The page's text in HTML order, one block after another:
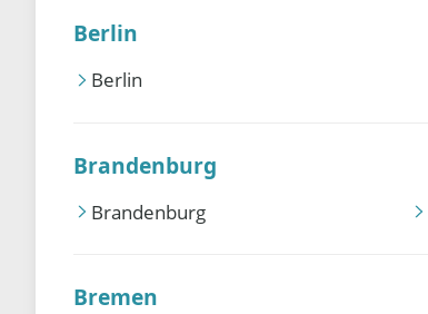
Berlin
Berlin
Brandenburg
Brandenburg
Bremen